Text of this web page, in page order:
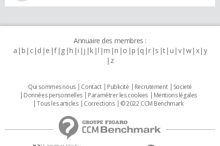
Annuaire des membres :
a b c d e f g h i j k l m n o p q r s t u v w x y
z
Qui sommes nous Contact Publicité Recrutement
Societé
Données personnelles
Paramétrer les cookies
Mentions légales
Tous les articles
Corrections © 2022 CCM Benchmark